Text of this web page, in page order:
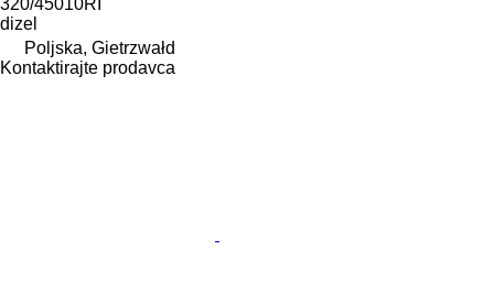
320/45010RI
dizel
Poljska, Gietrzwałd
Kontaktirajte prodavca